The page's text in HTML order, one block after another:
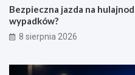
Bezpieczna jazda na
wypadków?
8 sierpnia 2026